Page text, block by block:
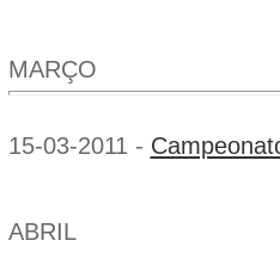
MARÇO
15-03-2011 -
ABRIL